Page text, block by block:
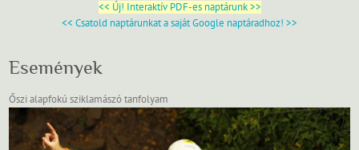
<< Új! Interaktív PDF-es naptárunk >>
<< Csatold naptárunkat a saját Google naptáradhoz! >>
Események
Őszi alapfokú sziklamászó tanfolyam